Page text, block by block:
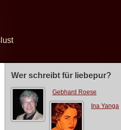
Wer schreibt für liebepur?
Gebhard Roese
Ina Yanga